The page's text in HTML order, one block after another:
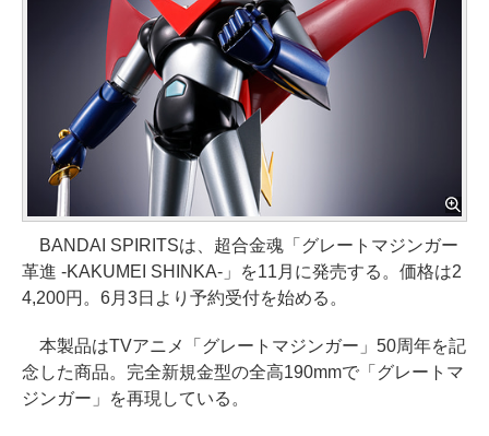
BANDAI SPIRITSは、超合金魂「グレートマジンガー
革進 -KAKUMEI SHINKA-」を11月に発売する。価格は2
4,200円。6月3日より予約受付を始める。
本製品はTVアニメ「グレートマジンガー」50周年を記
念した商品。完全新規金型の全高190mmで「グレートマ
ジンガー」を再現している。